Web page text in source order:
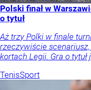
Polski finał w
o tytuł
Aż trzy Polki w finale
rzeczywiście scenariusz,
kortach Legii. Gra o tytuł
TenisSport